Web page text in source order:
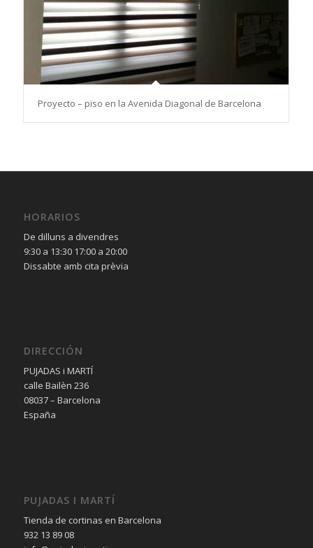
Proyecto – piso en la Avenida Diagonal de Barcelona
HORARIOS
De dilluns a divendres
9:30 a 13:30 17:00 a 20:00
Dissabte amb cita prèvia
DIRECCIÓN
PUJADAS i MARTÍ
calle Bailèn 236
08037 – Barcelona
España
PUJADAS I MARTÍ
Tienda de cortinas en Barcelona
932 13 89 08